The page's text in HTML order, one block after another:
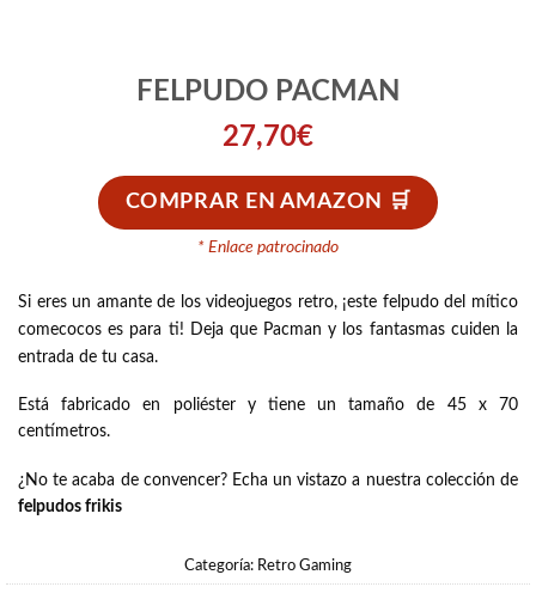
FELPUDO PACMAN
27,70€
COMPRAR EN AMAZON
* Enlace patrocinado
Si eres un amante de los videojuegos retro, ¡este felpudo del mítico
comecocos es para ti! Deja que Pacman y los fantasmas cuiden la
entrada de tu casa.
Está fabricado en poliéster y tiene un tamaño de 45 x 70
centímetros.
¿No te acaba de convencer? Echa un vistazo a nuestra colección de
felpudos frikis
Categoría: Retro Gaming